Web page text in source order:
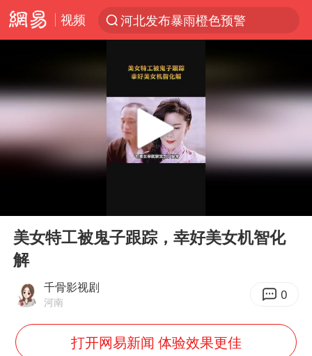
视频
河北发布暴雨橙色预警
人形机器人第一股
多地银行上调存款利率
上海地铁4条线路全线停运
白海豚路径图
武汉3名城管协管员殴打摊主被刑拘
Play
美女特工被鬼子跟踪，幸好美女机智化
解
千骨影视剧
河南 0
打开网易新闻 体验效果更佳